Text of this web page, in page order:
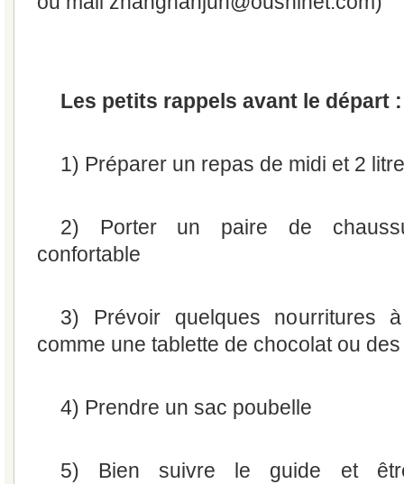
Les petits rappels avant le départ :
1) Préparer un repas de midi et 2
2) Porter un paire de
confortable
3) Prévoir quelques nourritures
comme une tablette de chocolat ou
4) Prendre un sac poubelle
5) Bien suivre le guide et